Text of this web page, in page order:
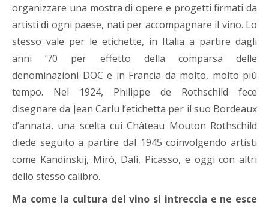
organizzare una mostra di opere e progetti firmati da
artisti di ogni paese, nati per accompagnare il vino. Lo
stesso vale per le etichette, in Italia a partire dagli
anni ’70 per effetto della comparsa delle
denominazioni DOC e in Francia da molto, molto più
tempo. Nel 1924, Philippe de Rothschild fece
disegnare da Jean Carlu l’etichetta per il suo Bordeaux
d’annata, una scelta cui Château Mouton Rothschild
diede seguito a partire dal 1945 coinvolgendo artisti
come Kandinskij, Mirò, Dalì, Picasso, e oggi con altri
dello stesso calibro.
Ma come la cultura del vino si intreccia e ne esce